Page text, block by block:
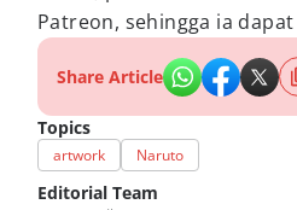
Patreon, sehingga ia
Share Article
Topics
artwork Naruto
Editorial Team